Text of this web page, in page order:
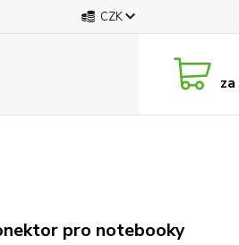
CZK
za
pro notebooky